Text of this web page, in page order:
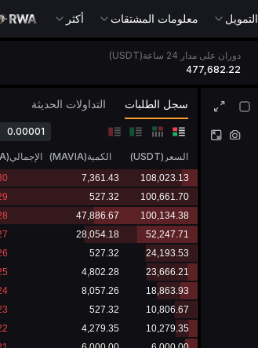
التمويل معلومات المشتقات أكثر
دوران على مدار 24 ساعة(USDT)
477,682.22
سجل الطلبات التداولات الحديثة
0.00001
السعر (
USDT
) الكمية(
MAVIA
)